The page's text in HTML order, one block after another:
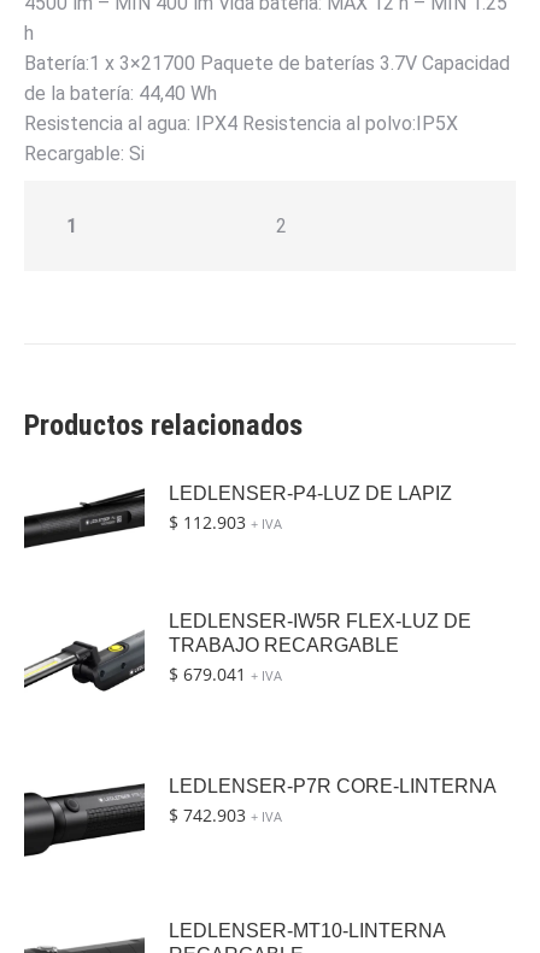
h
Batería:1 x 3×21700 Paquete de baterías 3.7V Capacidad
de la batería: 44,40 Wh
Resistencia al agua: IPX4 Resistencia al polvo:IP5X
Recargable: Si
1 2
Productos relacionados
LEDLENSER-P4-LUZ DE LAPIZ
$ 112.903 + IVA
LEDLENSER-IW5R FLEX-LUZ DE
TRABAJO RECARGABLE
$ 679.041 + IVA
LEDLENSER-P7R CORE-LINTERNA
$ 742.903 + IVA
LEDLENSER-MT10-LINTERNA